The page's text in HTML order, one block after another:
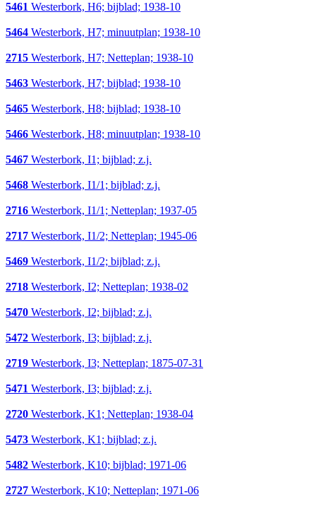
5461 Westerbork, H6; bijblad; 1938-10
5464 Westerbork, H7; minuutplan; 1938-10
2715 Westerbork, H7; Netteplan; 1938-10
5463 Westerbork, H7; bijblad; 1938-10
5465 Westerbork, H8; bijblad; 1938-10
5466 Westerbork, H8; minuutplan; 1938-10
5467 Westerbork, I1; bijblad; z.j.
5468 Westerbork, I1/1; bijblad; z.j.
2716 Westerbork, I1/1; Netteplan; 1937-05
2717 Westerbork, I1/2; Netteplan; 1945-06
5469 Westerbork, I1/2; bijblad; z.j.
2718 Westerbork, I2; Netteplan; 1938-02
5470 Westerbork, I2; bijblad; z.j.
5472 Westerbork, I3; bijblad; z.j.
2719 Westerbork, I3; Netteplan; 1875-07-31
5471 Westerbork, I3; bijblad; z.j.
2720 Westerbork, K1; Netteplan; 1938-04
5473 Westerbork, K1; bijblad; z.j.
5482 Westerbork, K10; bijblad; 1971-06
2727 Westerbork, K10; Netteplan; 1971-06